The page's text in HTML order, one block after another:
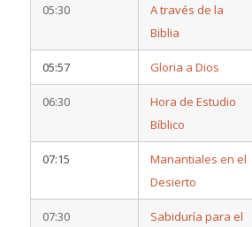
05:30
A través de la
Biblia
05:57 Gloria a Dios
06:30
Hora de Estudio
Bíblico
07:15
Manantiales en el
Desierto
07:30 Sabiduría para el